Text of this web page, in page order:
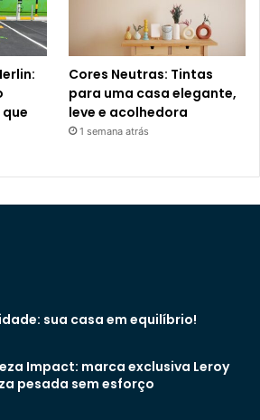
Cores Neutras: Tintas
para uma casa elegante,
leve e acolhedora
1 semana atrás
sua casa em equilíbrio!
Impact: marca exclusiva Leroy
pesada sem esforço